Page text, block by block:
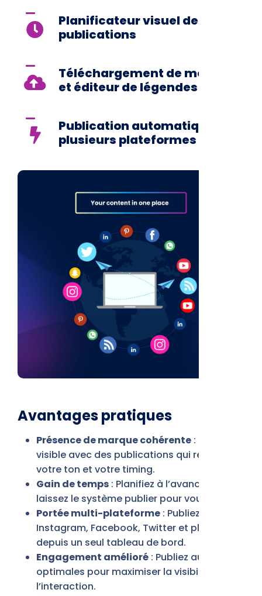
Planificateur visuel de
publications
Téléchargement de médias
et éditeur de légendes
Publication automatique sur
plusieurs plateformes
Avantages pratiques
Présence de marque cohérente : Restez
visible avec des publications qui reflètent
votre ton et votre timing.
Gain de temps : Planifiez à l’avance et
laissez le système publier pour vous.
Portée multi-plateforme : Publiez sur
Instagram, Facebook, Twitter et plus
depuis un seul tableau de bord.
Engagement amélioré : Publiez aux heures
optimales pour maximiser la visibilité et
l’interaction.